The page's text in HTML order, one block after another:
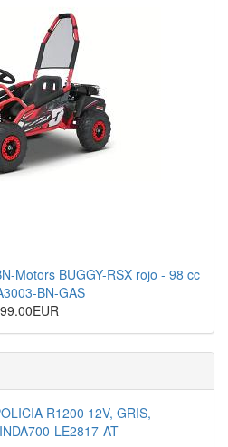
Motors BUGGY-RSX rojo - 98 cc
BN-GAS
R1200 12V, GRIS,
LE2817-AT